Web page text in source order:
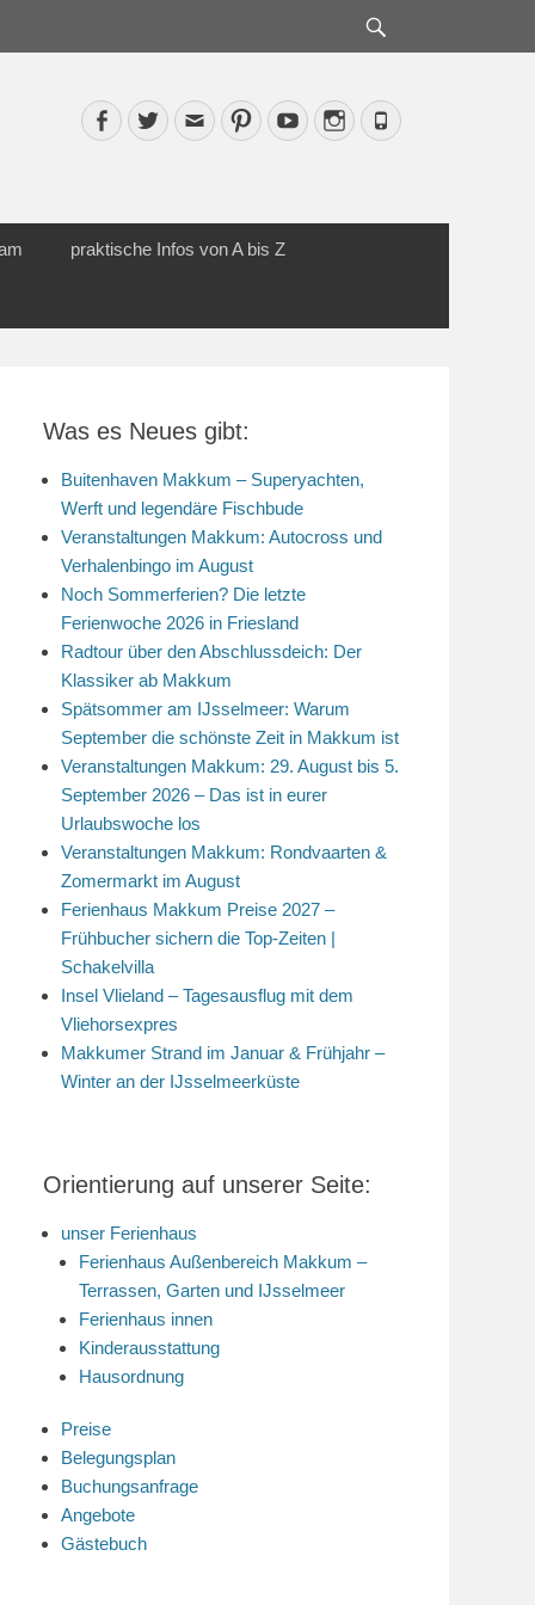
Facebook
TwitterEmailPinterestYouTubeInstagram
Phone
praktische Infos von A bis Z
Was es Neues gibt:
Buitenhaven Makkum – Superyachten,
Werft und legendäre Fischbude
Veranstaltungen Makkum: Autocross und
Verhalenbingo im August
Noch Sommerferien? Die letzte
Ferienwoche 2026 in Friesland
Radtour über den Abschlussdeich: Der
Klassiker ab Makkum
Spätsommer am IJsselmeer: Warum
September die schönste Zeit in Makkum ist
Veranstaltungen Makkum: 29. August bis 5.
September 2026 – Das ist in eurer
Urlaubswoche los
Veranstaltungen Makkum: Rondvaarten &
Zomermarkt im August
Ferienhaus Makkum Preise 2027 –
Frühbucher sichern die Top-Zeiten |
Schakelvilla
Insel Vlieland – Tagesausflug mit dem
Vliehorsexpres
Makkumer Strand im Januar & Frühjahr –
Winter an der IJsselmeerküste
Orientierung auf unserer Seite:
unser Ferienhaus
Ferienhaus Außenbereich Makkum –
Terrassen, Garten und IJsselmeer
Ferienhaus innen
Kinderausstattung
Hausordnung
Preise
Belegungsplan
Buchungsanfrage
Angebote
Gästebuch